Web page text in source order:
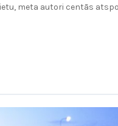
meta autori centās